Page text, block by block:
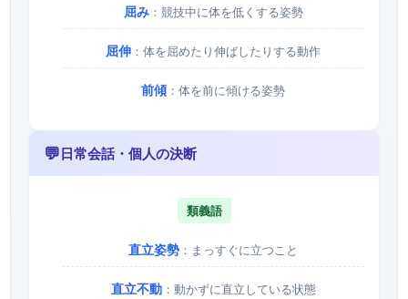
屈み：競技中に体を低くする姿勢
屈伸 ：体を屈めたり伸ばしたりする動作
前傾 ：体を前に傾ける姿勢
💬日常会話・個人の決断
類義語
直立姿勢 ：まっすぐに立つこと
直立不動：動かずに直立している状態